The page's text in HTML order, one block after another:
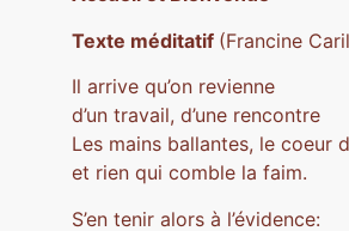
Texte méditatif (Francine
Il arrive qu’on revienne
d’un travail, d’une rencontre
Les mains ballantes, le coeur
et rien qui comble la faim.
S’en tenir alors à l’évidence: